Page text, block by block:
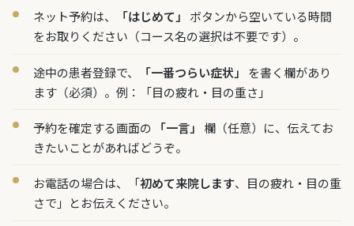
ネット予約は、 「はじめて」
ボタンから空いている時間
をお取りください（コース名の選択は不要です）。
途中の患者登録で、 「一番つらい症状」
を書く欄があり
ます（必須）。例：「目の疲れ・目の重さ」
予約を確定する画面の 「一言」
欄（任意）に、伝えてお
きたいことがあればどうぞ。
お電話の場合は、「初めて来院します、目の疲れ・目の重
さで」とお伝えください。